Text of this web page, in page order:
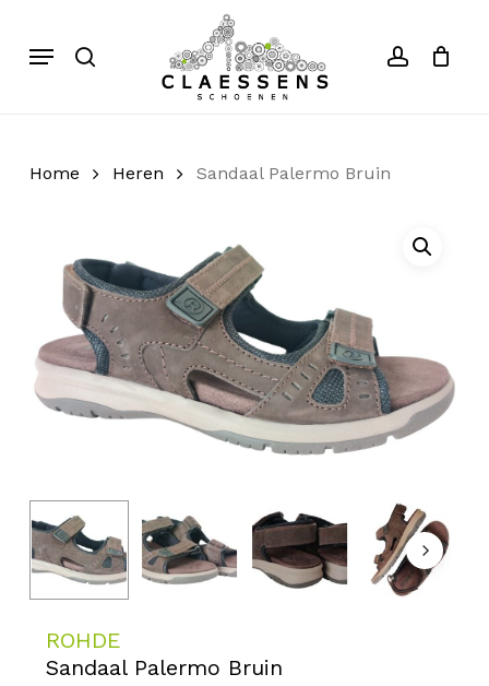
main
account
Menu Cart Close
Cart
Home Heren Sandaal Palermo Bruin
ROHDE
Sandaal Palermo Bruin